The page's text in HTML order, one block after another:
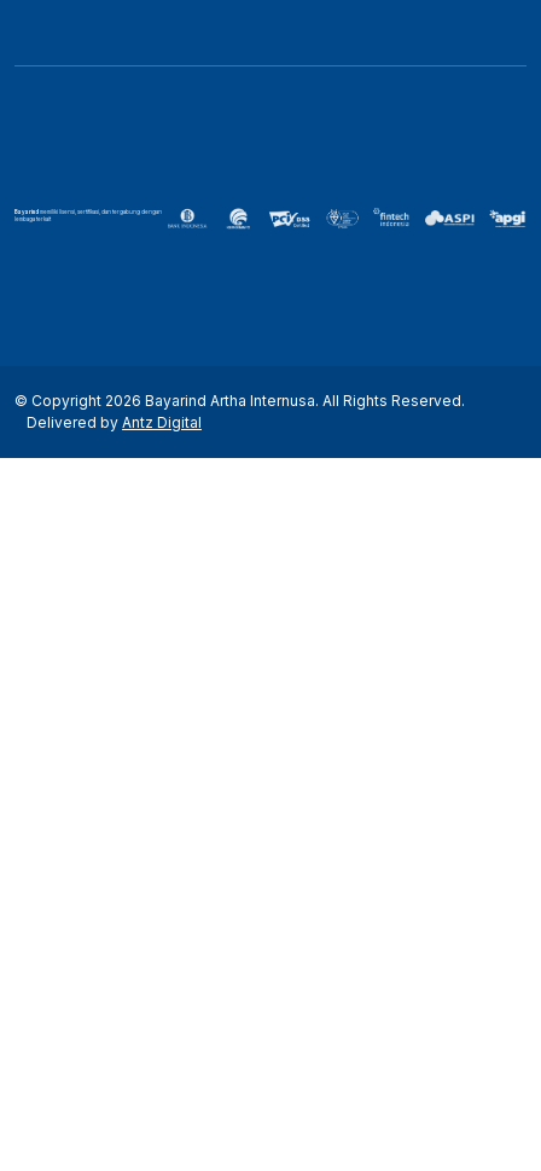
Bayarind memiliki lisensi, sertifikasi, dan tergabung dengan
lembaga terkait
© Copyright 2026 Bayarind Artha Internusa. All Rights Reserved.
Delivered by Antz Digital